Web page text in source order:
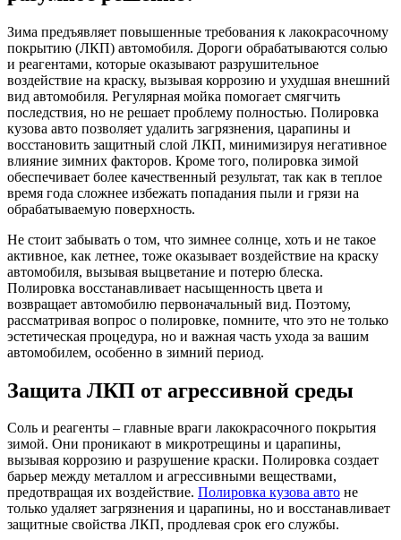
Зима предъявляет повышенные требования к лакокрасочному
покрытию (ЛКП) автомобиля. Дороги обрабатываются солью
и реагентами, которые оказывают разрушительное
воздействие на краску, вызывая коррозию и ухудшая внешний
вид автомобиля. Регулярная мойка помогает смягчить
последствия, но не решает проблему полностью. Полировка
кузова авто позволяет удалить загрязнения, царапины и
восстановить защитный слой ЛКП, минимизируя негативное
влияние зимних факторов. Кроме того, полировка зимой
обеспечивает более качественный результат, так как в теплое
время года сложнее избежать попадания пыли и грязи на
обрабатываемую поверхность.
Не стоит забывать о том, что зимнее солнце, хоть и не такое
активное, как летнее, тоже оказывает воздействие на краску
автомобиля, вызывая выцветание и потерю блеска.
Полировка восстанавливает насыщенность цвета и
возвращает автомобилю первоначальный вид. Поэтому,
рассматривая вопрос о полировке, помните, что это не только
эстетическая процедура, но и важная часть ухода за вашим
автомобилем, особенно в зимний период.
Защита ЛКП от агрессивной среды
Соль и реагенты – главные враги лакокрасочного покрытия
зимой. Они проникают в микротрещины и царапины,
вызывая коррозию и разрушение краски. Полировка создает
барьер между металлом и агрессивными веществами,
предотвращая их воздействие. Полировка кузова авто не
только удаляет загрязнения и царапины, но и восстанавливает
защитные свойства ЛКП, продлевая срок его службы.